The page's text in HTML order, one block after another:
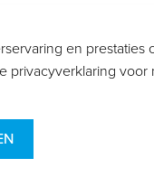
Blijf op
en
privacyverklaring voor